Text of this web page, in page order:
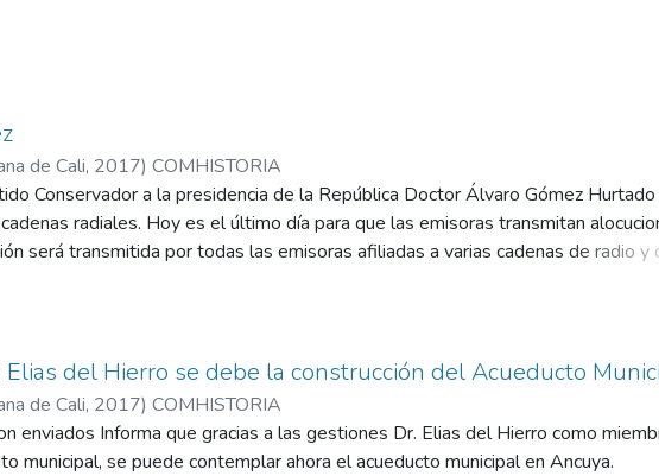
de Cali, 2017) COMHISTORIA
Conservador a la presidencia de la República Doctor Álvaro Gómez
radiales. Hoy es el último día para que las emisoras transmitan
será transmitida por todas las emisoras afiliadas a varias cadenas de radio y
del Hierro se debe la construcción del Acueducto
de Cali, 2017) COMHISTORIA
enviados Informa que gracias a las gestiones Dr. Elias del Hierro como
municipal, se puede contemplar ahora el acueducto municipal en Ancuya.